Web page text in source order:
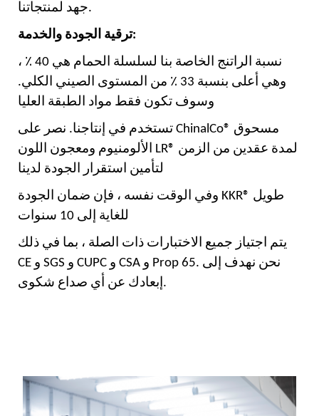
جهد لمنتجاتنا.
ترقية الجودة والخدمة:
نسبة الراتنج الخاصة بنا لسلسلة الحمام هي 40 ٪ ،
وهي أعلى بنسبة 33 ٪ من المستوى الصيني الكلي.
وسوف تكون فقط مواد الطبقة العليا
تستخدم في إنتاجنا. نصر على ChinalCo® مسحوق
الألومنيوم ومعجون اللون LR® لمدة عقدين من الزمن
وفي الوقت نفسه ، فإن ضمان الجودة KKR® طويل
يتم اجتياز جميع الاختبارات ذات الصلة ، بما في ذلك
CE و SGS و CUPC و CSA و Prop 65. نحن نهدف إلى
إبعادك عن أي صداع شكوى.